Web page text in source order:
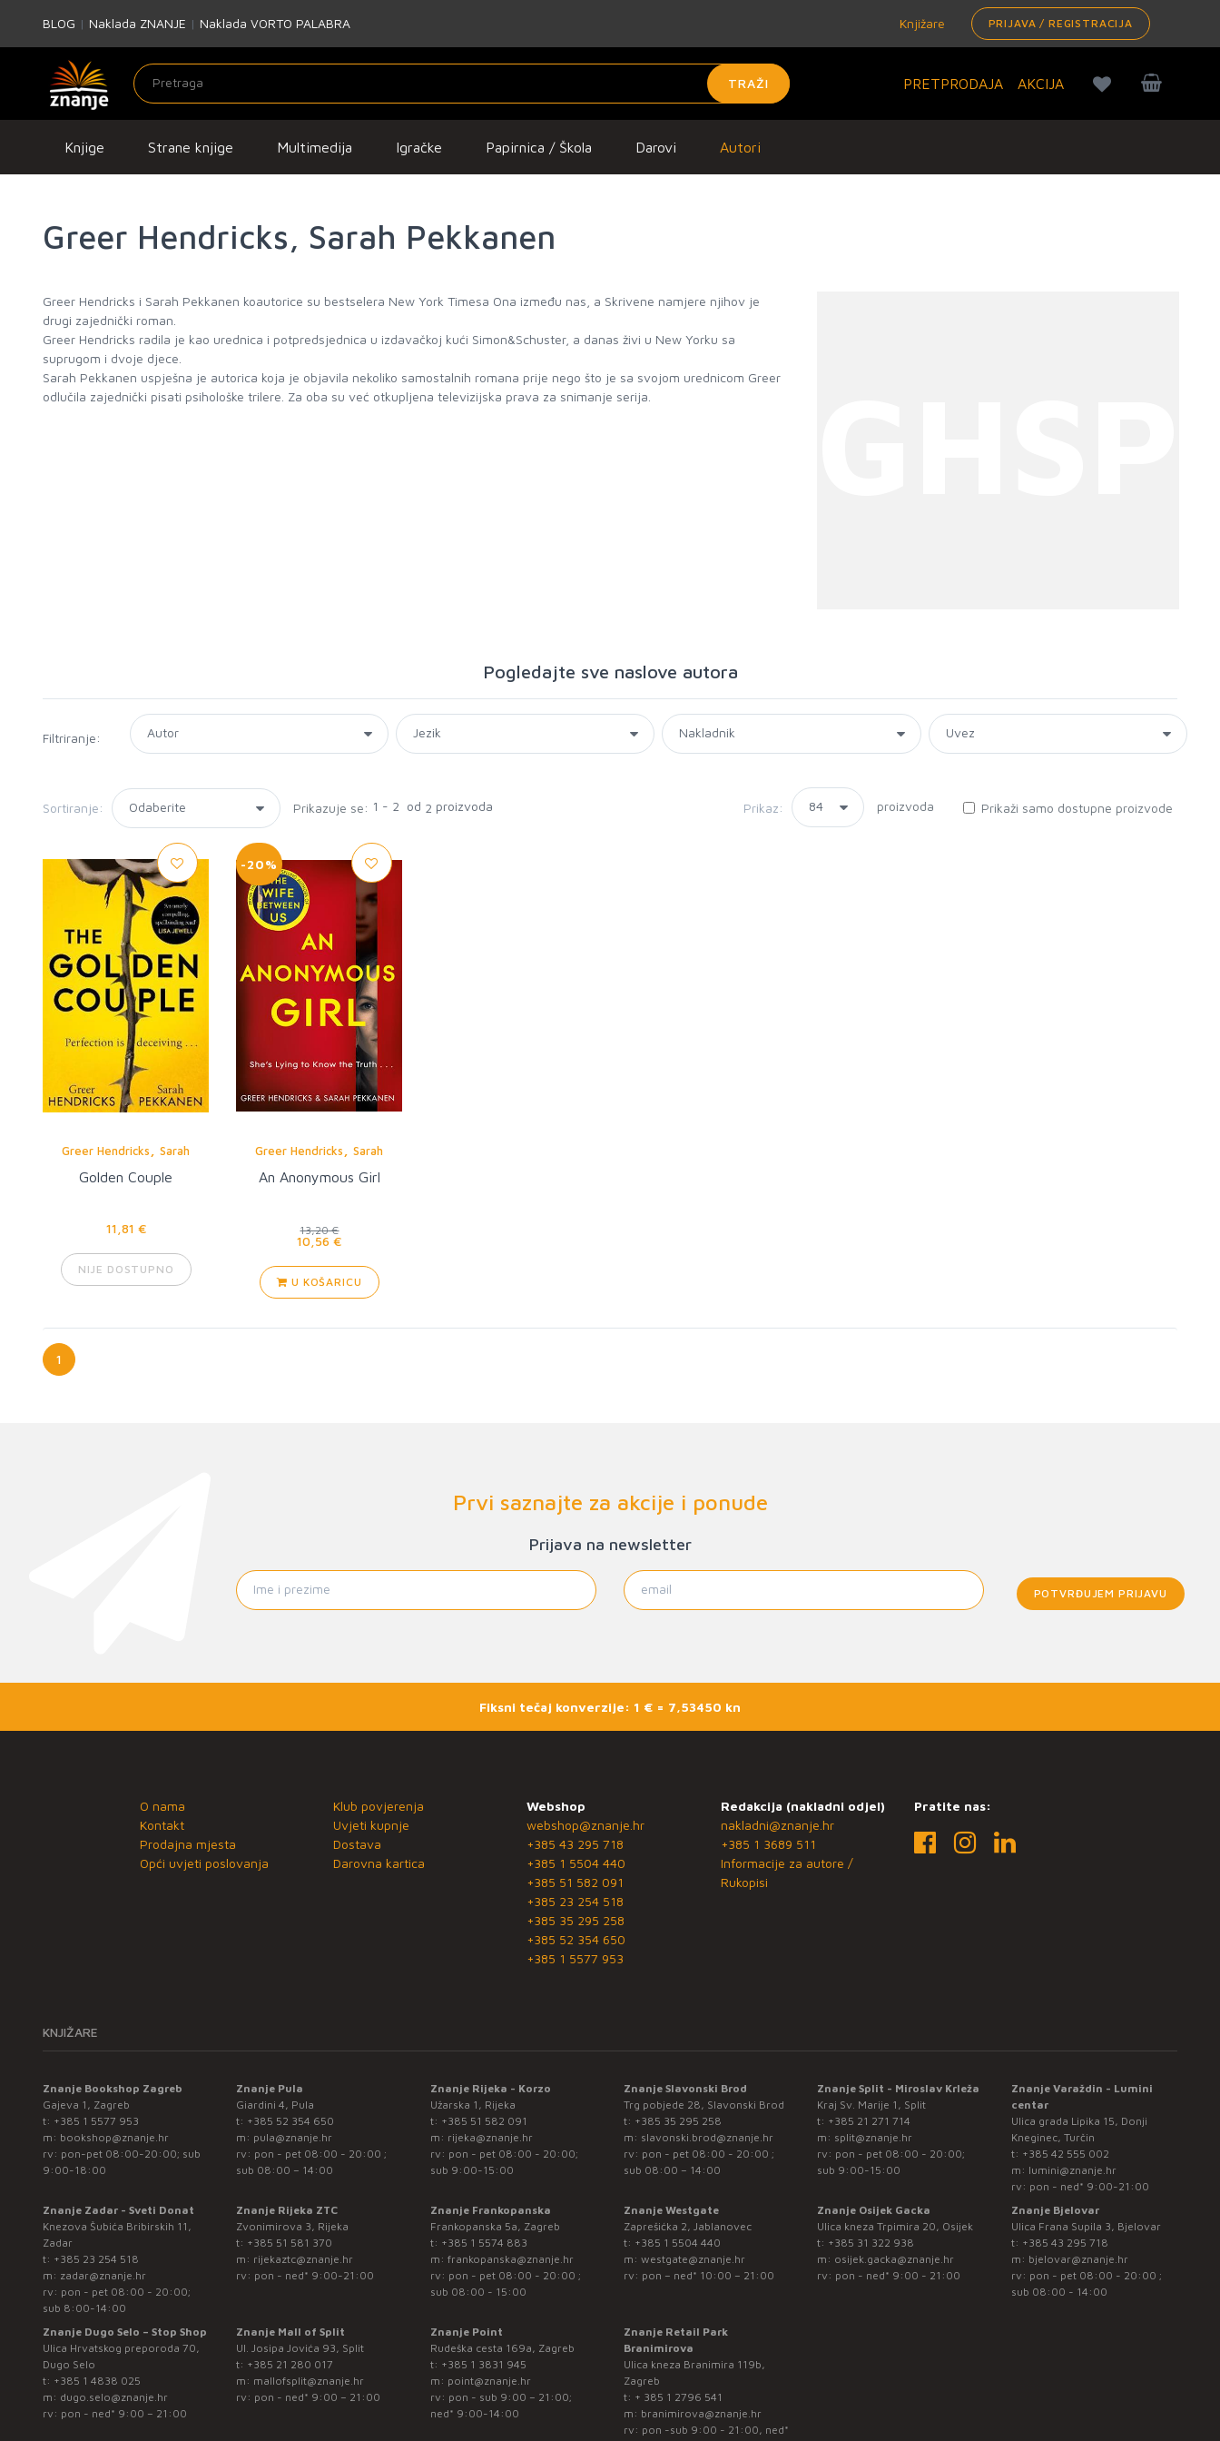
BLOG | Naklada ZNANJE | Naklada VORTO PALABRA Knjižare PRIJAVA / REGISTRACIJA
TRAŽI PRETPRODAJA AKCIJA
Knjige Strane knjige Multimedija Igračke Papirnica / Škola Darovi Autori
Greer Hendricks, Sarah Pekkanen
Greer Hendricks i Sarah Pekkanen koautorice su bestselera New York Timesa Ona između nas, a Skrivene namjere njihov je
drugi zajednički roman.
Greer Hendricks radila je kao urednica i potpredsjednica u izdavačkoj kući Simon&Schuster, a danas živi u New Yorku sa
suprugom i dvoje djece.
Sarah Pekkanen uspješna je autorica koja je objavila nekoliko samostalnih romana prije nego što je sa svojom urednicom Greer
Pogledajte sve naslove autora
Filtriranje:
Sortiranje: Prikazuje se: 1 - 2 od 2 proizvoda Prikaz: proizvoda Prikaži samo dostupne proizvode
Greer Hendricks ,Sarah
Pekkanen
Golden Couple
11,81 €
NIJE DOSTUPNO
-20%
Greer Hendricks ,Sarah
Pekkanen
An Anonymous Girl
13,20 €
10,56 €
U KOŠARICU
1
Prvi saznajte za akcije i ponude
Prijava na newsletter
POTVRĐUJEM PRIJAVU
Fiksni tečaj konverzije: 1 € = 7,53450 kn
O nama
Kontakt
Prodajna mjesta
Opći uvjeti poslovanja
Klub povjerenja
Uvjeti kupnje
Dostava
Darovna kartica
Webshop
webshop@znanje.hr
+385 43 295 718
+385 1 5504 440
+385 51 582 091
+385 23 254 518
+385 35 295 258
+385 52 354 650
+385 1 5577 953
Redakcija (nakladni odjel)
nakladni@znanje.hr
+385 1 3689 511
Informacije za autore /
Rukopisi
Pratite nas:
KNJIŽARE
Znanje Bookshop Zagreb
Gajeva 1, Zagreb
t: +385 1 5577 953
m: bookshop@znanje.hr
rv: pon-pet 08:00-20:00; sub
9:00-18:00
Znanje Pula
Giardini 4, Pula
t: +385 52 354 650
m: pula@znanje.hr
rv: pon - pet 08:00 - 20:00 ;
sub 08:00 – 14:00
Znanje Rijeka - Korzo
Užarska 1, Rijeka
t: +385 51 582 091
m: rijeka@znanje.hr
rv: pon - pet 08:00 - 20:00;
sub 9:00-15:00
Znanje Slavonski Brod
Trg pobjede 28, Slavonski Brod
t: +385 35 295 258
m: slavonski.brod@znanje.hr
rv: pon - pet 08:00 - 20:00 ;
sub 08:00 – 14:00
Znanje Split - Miroslav Krleža
Kraj Sv. Marije 1, Split
t: +385 21 271 714
m: split@znanje.hr
rv: pon - pet 08:00 - 20:00;
sub 9:00-15:00
Znanje Varaždin - Lumini
centar
Ulica grada Lipika 15, Donji
Kneginec, Turčin
t: +385 42 555 002
m: lumini@znanje.hr
rv: pon - ned* 9:00-21:00
Znanje Zadar - Sveti Donat
Knezova Šubića Bribirskih 11,
Zadar
t: +385 23 254 518
m: zadar@znanje.hr
rv: pon - pet 08:00 - 20:00;
sub 8:00-14:00
Znanje Rijeka ZTC
Zvonimirova 3, Rijeka
t: +385 51 581 370
m: rijekaztc@znanje.hr
rv: pon - ned* 9:00-21:00
Znanje Frankopanska
Frankopanska 5a, Zagreb
t: +385 1 5574 883
m: frankopanska@znanje.hr
rv: pon - pet 08:00 - 20:00 ;
sub 08:00 - 15:00
Znanje Westgate
Zaprešićka 2, Jablanovec
t: +385 1 5504 440
m: westgate@znanje.hr
rv: pon – ned* 10:00 – 21:00
Znanje Osijek Gacka
Ulica kneza Trpimira 20, Osijek
t: +385 31 322 938
m: osijek.gacka@znanje.hr
rv: pon - ned* 9:00 - 21:00
Znanje Bjelovar
Ulica Frana Supila 3, Bjelovar
t: +385 43 295 718
m: bjelovar@znanje.hr
rv: pon - pet 08:00 - 20:00 ;
sub 08:00 - 14:00
Znanje Dugo Selo – Stop Shop
Ulica Hrvatskog preporoda 70,
Dugo Selo
t: +385 1 4838 025
m: dugo.selo@znanje.hr
rv: pon - ned* 9:00 – 21:00
Znanje Mall of Split
Ul. Josipa Jovića 93, Split
t: +385 21 280 017
m: mallofsplit@znanje.hr
rv: pon - ned* 9:00 – 21:00
Znanje Point
Rudeška cesta 169a, Zagreb
t: +385 1 3831 945
m: point@znanje.hr
rv: pon - sub 9:00 – 21:00;
ned* 9:00-14:00
Znanje Retail Park
Branimirova
Ulica kneza Branimira 119b,
Zagreb
t: + 385 1 2796 541
m: branimirova@znanje.hr
rv: pon -sub 9:00 - 21:00, ned*